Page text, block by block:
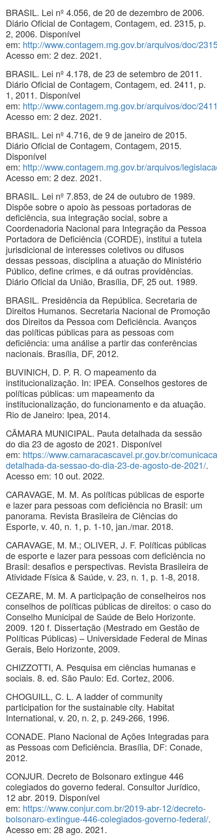
BRASIL. Lei nº 4.056, de 20 de dezembro de 2006.
Diário Oficial de Contagem, Contagem, ed. 2315, p.
2, 2006. Disponível
em: http://www.contagem.mg.gov.br/arquivos/doc/
Acesso em: 2 dez. 2021.
BRASIL. Lei nº 4.178, de 23 de setembro de 2011.
Diário Oficial de Contagem, Contagem, ed. 2411, p.
1, 2011. Disponível
em: http://www.contagem.mg.gov.br/arquivos/doc/
Acesso em: 2 dez. 2021.
BRASIL. Lei nº 4.716, de 9 de janeiro de 2015.
Diário Oficial de Contagem, Contagem, 2015.
Disponível
em: http://www.contagem.mg.gov.br/arquivos/
Acesso em: 2 dez. 2021.
BRASIL. Lei nº 7.853, de 24 de outubro de 1989.
Dispõe sobre o apoio às pessoas portadoras de
deficiência, sua integração social, sobre a
Coordenadoria Nacional para Integração da Pessoa
Portadora de Deficiência (CORDE), institui a tutela
jurisdicional de interesses coletivos ou difusos
dessas pessoas, disciplina a atuação do Ministério
Público, define crimes, e dá outras providências.
Diário Oficial da União, Brasília, DF, 25 out. 1989.
BRASIL. Presidência da República. Secretaria de
Direitos Humanos. Secretaria Nacional de Promoção
dos Direitos da Pessoa com Deficiência. Avanços
das políticas públicas para as pessoas com
deficiência: uma análise a partir das conferências
nacionais. Brasília, DF, 2012.
BUVINICH, D. P. R. O mapeamento da
institucionalização. In: IPEA. Conselhos gestores de
políticas públicas: um mapeamento da
institucionalização, do funcionamento e da atuação.
Rio de Janeiro: Ipea, 2014.
CÂMARA MUNICIPAL. Pauta detalhada da sessão
do dia 23 de agosto de 2021. Disponível
em: https://www.camaracascavel.pr.gov.br/
detalhada-da-sessao-do-dia-23-de-agosto-de-2021/.
Acesso em: 10 out. 2022.
CARAVAGE, M. M. As políticas públicas de esporte
e lazer para pessoas com deficiência no Brasil: um
panorama. Revista Brasileira de Ciências do
Esporte, v. 40, n. 1, p. 1-10, jan./mar. 2018.
CARAVAGE, M. M.; OLIVER, J. F. Políticas públicas
de esporte e lazer para pessoas com deficiência no
Brasil: desafios e perspectivas. Revista Brasileira de
Atividade Física & Saúde, v. 23, n. 1, p. 1-8, 2018.
CEZARE, M. M. A participação de conselheiros nos
conselhos de políticas públicas de direitos: o caso do
Conselho Municipal de Saúde de Belo Horizonte.
2009. 120 f. Dissertação (Mestrado em Gestão de
Políticas Públicas) – Universidade Federal de Minas
Gerais, Belo Horizonte, 2009.
CHIZZOTTI, A. Pesquisa em ciências humanas e
sociais. 8. ed. São Paulo: Ed. Cortez, 2006.
CHOGUILL, C. L. A ladder of community
participation for the sustainable city. Habitat
International, v. 20, n. 2, p. 249-266, 1996.
CONADE. Plano Nacional de Ações Integradas para
as Pessoas com Deficiência. Brasília, DF: Conade,
2012.
CONJUR. Decreto de Bolsonaro extingue 446
colegiados do governo federal. Consultor Jurídico,
12 abr. 2019. Disponível
em: https://www.conjur.com.br/2019-abr-12/decreto-
bolsonaro-extingue-446-colegiados-governo-federal/.
Acesso em: 28 ago. 2021.